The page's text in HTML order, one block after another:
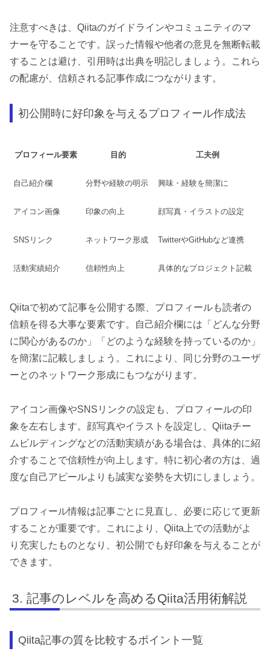
注意すべきは、Qiitaのガイドラインやコミュニティのマ
ナーを守ることです。誤った情報や他者の意見を無断転載
することは避け、引用時は出典を明記しましょう。これら
の配慮が、信頼される記事作成につながります。
初公開時に好印象を与えるプロフィール作成法
プロフィール要素 目的 工夫例
自己紹介欄 分野や経験の明示 興味・経験を簡潔に
アイコン画像 印象の向上 顔写真・イラストの設定
SNSリンク ネットワーク形成 TwitterやGitHubなど連携
活動実績紹介 信頼性向上 具体的なプロジェクト記載
Qiitaで初めて記事を公開する際、プロフィールも読者の
信頼を得る大事な要素です。自己紹介欄には「どんな分野
に関心があるのか」「どのような経験を持っているのか」
を簡潔に記載しましょう。これにより、同じ分野のユーザ
ーとのネットワーク形成にもつながります。
アイコン画像やSNSリンクの設定も、プロフィールの印
象を左右します。顔写真やイラストを設定し、Qiitaチー
ムビルディングなどの活動実績がある場合は、具体的に紹
介することで信頼性が向上します。特に初心者の方は、過
度な自己アピールよりも誠実な姿勢を大切にしましょう。
プロフィール情報は記事ごとに見直し、必要に応じて更新
することが重要です。これにより、Qiita上での活動がよ
り充実したものとなり、初公開でも好印象を与えることが
できます。
記事のレベルを高めるQiita活用術解説
Qiita記事の質を比較するポイント一覧